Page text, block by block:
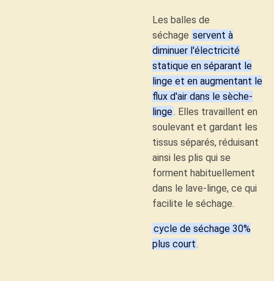
Les balles de
séchage servent à
diminuer l'électricité
statique en séparant le
linge et en augmentant le
flux d'air dans le sèche-
linge. Elles travaillent en
soulevant et gardant les
tissus séparés, réduisant
ainsi les plis qui se
forment habituellement
dans le lave-linge, ce qui
facilite le séchage.
cycle de séchage 30%
plus court.